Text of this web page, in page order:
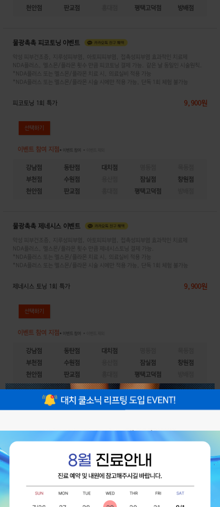
천안점
판교점 평택고덕점 방배점
물광촉촉 피코토닝 이벤트
악성 피부건조증, 지루성피부염, 아토피피부염, 접촉성피부염 효과적인 치료제
NDA플러스, 멜스몬/플라몬 횟수 만큼 피코토닝 결제 가능. 같은 날 동일인 시술원칙.
*NDA플러스 또는 멜스몬/플라몬 치료 시, 의료실비 적용 가능
*NDA플러스 또는 멜스몬/플라몬 시술 시에만 적용 가능, 단독 1회 체험 불가능
피코토닝 1회 특가 9,900원
이벤트 참여 지점 ● 이벤트 참여
강남점 동탄점 대치점
부천점
수원점 잠실점
창원점
천안점
판교점 평택고덕점
물광촉촉 제네시스 이벤트
악성 피부건조증, 지루성피부염, 아토피피부염, 접촉성피부염 효과적인 치료제
NDA플러스, 멜스몬/플라몬 횟수 만큼 제네시스토닝 결제 가능.
*NDA플러스 또는 멜스몬/플라몬 치료 시, 의료실비 적용 가능
*NDA플러스 또는 멜스몬/플라몬 시술 시에만 적용 가능, 단독 1회 체험 불가능
제네시스 토닝 1회 특가 9,900원
이벤트 참여 지점 ● 이벤트 참여
강남점 동탄점 대치점
부천점
수원점 잠실점
창원점
천안점
판교점 평택고덕점
얼굴전체 점 제거
99,000원
이벤트 참여 지점● 이벤트 참여 ● 이벤트 제외